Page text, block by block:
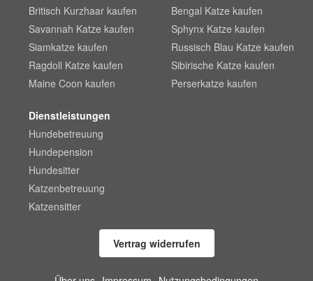
Britisch Kurzhaar kaufen
Savannah Katze kaufen
Siamkatze kaufen
Ragdoll Katze kaufen
Maine Coon kaufen
Bengal Katze kaufen
Sphynx Katze kaufen
Russisch Blau Katze kaufen
Sibirische Katze kaufen
Perserkatze kaufen
Dienstleistungen
Hundebetreuung
Hundepension
Hundesitter
Katzenbetreuung
Katzensitter
Vertrag widerrufen